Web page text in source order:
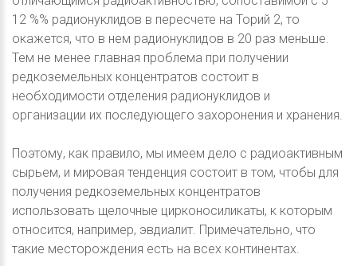
12 %% радионуклидов в пересчете на Торий 2, то
окажется, что в нем радионуклидов в 20 раз меньше.
Тем не менее главная проблема при получении
редкоземельных концентратов состоит в
необходимости отделения радионуклидов и
организации их последующего захоронения и хранения.
Поэтому, как правило, мы имеем дело с радиоактивным
сырьем, и мировая тенденция состоит в том, чтобы для
получения редкоземельных концентратов
использовать щелочные цирконосиликаты, к которым
относится, например, эвдиалит. Примечательно, что
такие месторождения есть на всех континентах.